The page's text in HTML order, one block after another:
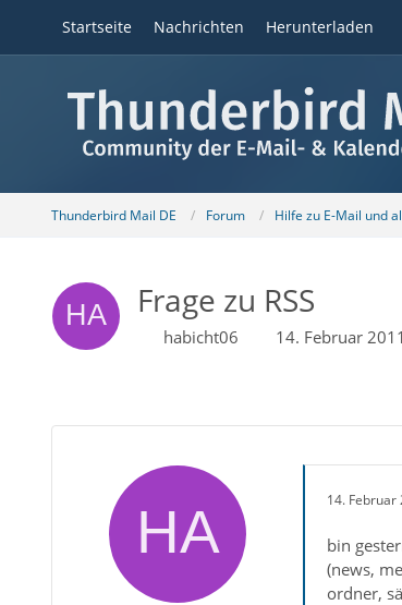
Startseite Nachrichten Herunterladen
Thunderbird Mail DE Forum Hilfe zu E-Mail und
Frage zu RSS
habicht06 14. Februar
14. Februar
bin
(news,
ordner,